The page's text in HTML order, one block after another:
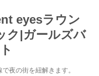
eyesラウン
ク|ガールズバ
夜の街を紐解きます。